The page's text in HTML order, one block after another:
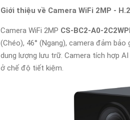
Giới thiệu về Camera WiFi 2MP -
Camera WiFi 2MP CS-BC2-A0-
(Chéo), 46° (Ngang), camera đảm
dung lượng lưu trữ. Camera tích hợp
ở chế độ tiết kiệm.